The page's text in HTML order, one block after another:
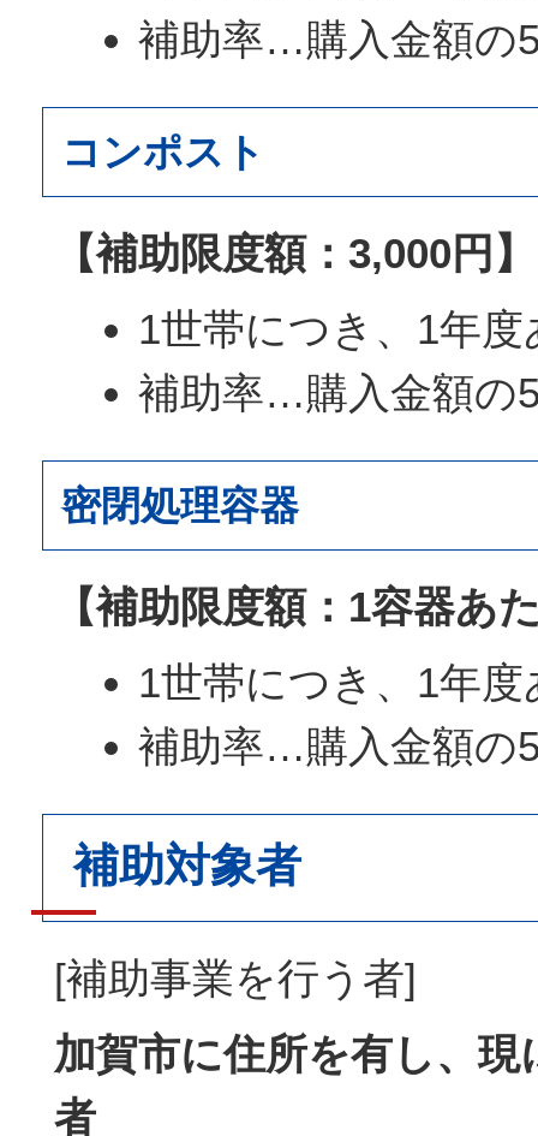
補助率…購入金額の
コンポスト
【補助限度額：3,000円】
1世帯につき、1年
補助率…購入金額の
密閉処理容器
【補助限度額：1容器あ
1世帯につき、1年
補助率…購入金額の
補助対象者
[補助事業を行う者]
加賀市に住所を有し、
者